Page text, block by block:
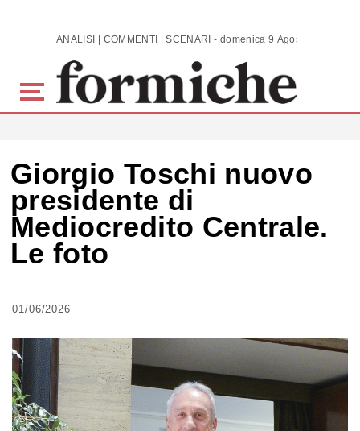
Skip to main content ANALISI | COMMENTI | SCENARI - domenica 9 Agosto 2026
Giorgio Toschi nuovo
presidente di
Mediocredito Centrale.
Le foto
01/06/2026